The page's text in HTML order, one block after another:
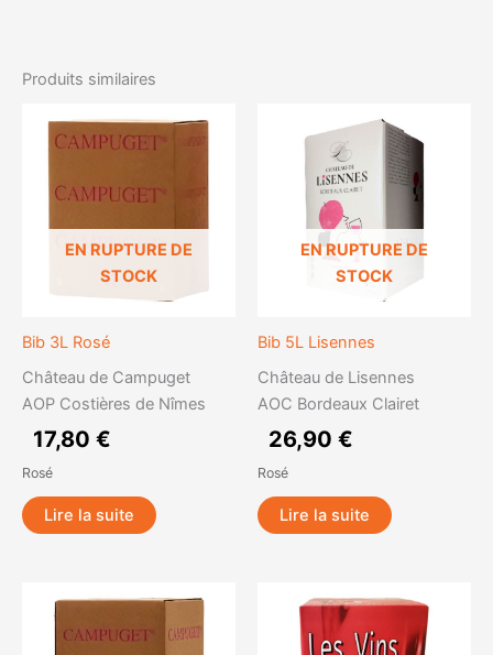
Produits similaires
EN RUPTURE DE
STOCK
Bib 3L Rosé
Château de Campuget
AOP Costières de Nîmes
17,80 €
Rosé
Lire la suite
EN RUPTURE DE
STOCK
Bib 5L Lisennes
Château de Lisennes
AOC Bordeaux Clairet
26,90 €
Rosé
Lire la suite